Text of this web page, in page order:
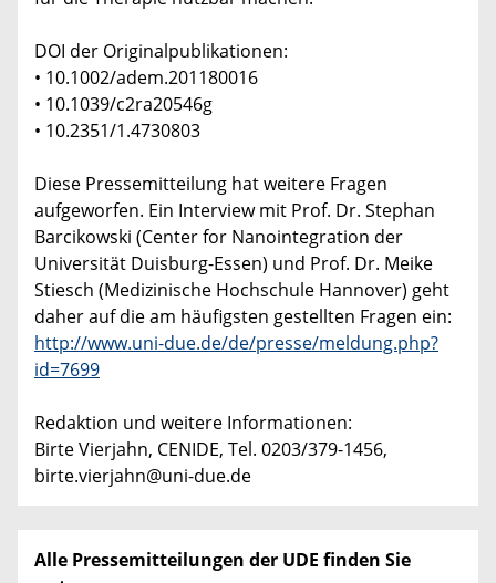
DOI der Originalpublikationen:
• 10.1002/adem.201180016
• 10.1039/c2ra20546g
• 10.2351/1.4730803
Diese Pressemitteilung hat weitere Fragen
aufgeworfen. Ein Interview mit Prof. Dr. Stephan
Barcikowski (Center for Nanointegration der
Universität Duisburg-Essen) und Prof. Dr. Meike
Stiesch (Medizinische Hochschule Hannover) geht
daher auf die am häufigsten gestellten Fragen ein:
http://www.uni-due.de/de/presse/meldung.php?
id=7699
Redaktion und weitere Informationen:
Birte Vierjahn, CENIDE, Tel. 0203/379-1456,
birte.vierjahn@uni-due.de
Alle Pressemitteilungen der UDE finden Sie